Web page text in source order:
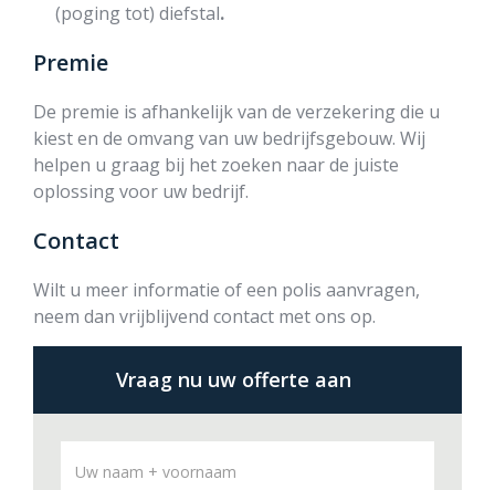
(poging tot) diefstal.
Premie
De premie is afhankelijk van de verzekering die u
kiest en de omvang van uw bedrijfsgebouw. Wij
helpen u graag bij het zoeken naar de juiste
oplossing voor uw bedrijf.
Contact
Wilt u meer informatie of een polis aanvragen,
neem dan vrijblijvend contact met ons op.
Vraag nu uw offerte aan